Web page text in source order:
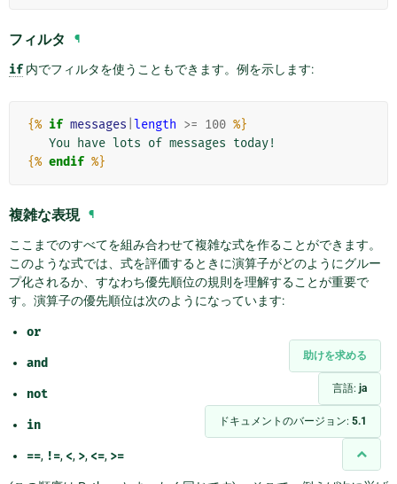
助けを求める
言語: ja
ドキュメントのバージョン: 5.1
フィルタ ¶
if 内でフィルタを使うこともできます。例を示します:
{% if messages length >= 100 %}
{% endif %}
複雑な表現 ¶
ここまでのすべてを組み合わせて複雑な式を作ることができます。
このような式では、式を評価するときに演算子がどのようにグルー
プ化されるか、すなわち優先順位の規則を理解することが重要で
す。演算子の優先順位は次のようになっています:
or
and
not
in
==, !=, <, >, <=, >=